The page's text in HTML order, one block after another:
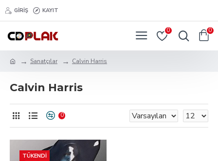
GIRIŞ KAYIT
0 0
Sanatçılar Calvin Harris
Calvin Harris
0
TÜKENDI